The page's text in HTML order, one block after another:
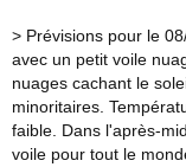
> Prévisions pour le
avec un petit voile
nuages cachant le
minoritaires.
faible. Dans l'après-
voile pour tout le